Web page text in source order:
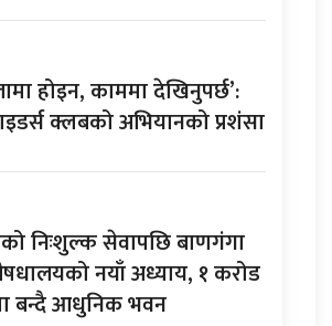
होइन, काममा देखिनुपर्छ’:
क्लबको अभियानको प्रशंसा
निःशुल्क सेवापछि बाणगंगा
नयाँ अध्याय, १ करोड
बन्दै आधुनिक भवन